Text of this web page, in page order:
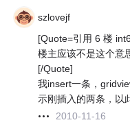
szlovejf
[Quote=引用 6 楼
楼主应该不是这个意
[/Quote]
我insert一条，
示刚插入的两条，以
2010-11-16